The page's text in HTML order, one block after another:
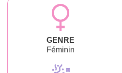
GENRE
Féminin